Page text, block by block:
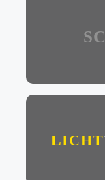
LICHT